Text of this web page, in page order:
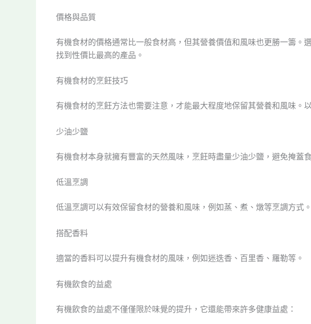
價格與品質
有機食材的價格通常比一般食材高，但其營養價值和風味也更勝一籌。
找到性價比最高的產品。
有機食材的烹飪技巧
有機食材的烹飪方法也需要注意，才能最大程度地保留其營養和風味。
少油少鹽
有機食材本身就擁有豐富的天然風味，烹飪時盡量少油少鹽，避免掩蓋
低溫烹調
低溫烹調可以有效保留食材的營養和風味，例如蒸、煮、燉等烹調方式。
搭配香料
適當的香料可以提升有機食材的風味，例如迷迭香、百里香、羅勒等。
有機飲食的益處
有機飲食的益處不僅僅限於味覺的提升，它還能帶來許多健康益處：